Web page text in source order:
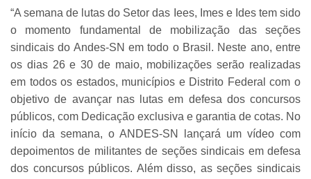
“A semana de lutas do Setor das Iees, Imes e Ides tem sido
o momento fundamental de mobilização das seções
sindicais do Andes-SN em todo o Brasil. Neste ano, entre
os dias 26 e 30 de maio, mobilizações serão realizadas
em todos os estados, municípios e Distrito Federal com o
objetivo de avançar nas lutas em defesa dos concursos
públicos, com Dedicação exclusiva e garantia de cotas. No
início da semana, o ANDES-SN lançará um vídeo com
depoimentos de militantes de seções sindicais em defesa
dos concursos públicos. Além disso, as seções sindicais